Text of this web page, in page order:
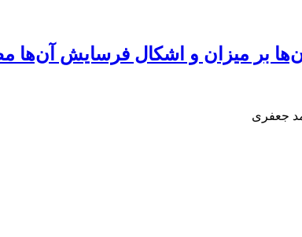
بر میزان و اشکال فرسایش
جعفری